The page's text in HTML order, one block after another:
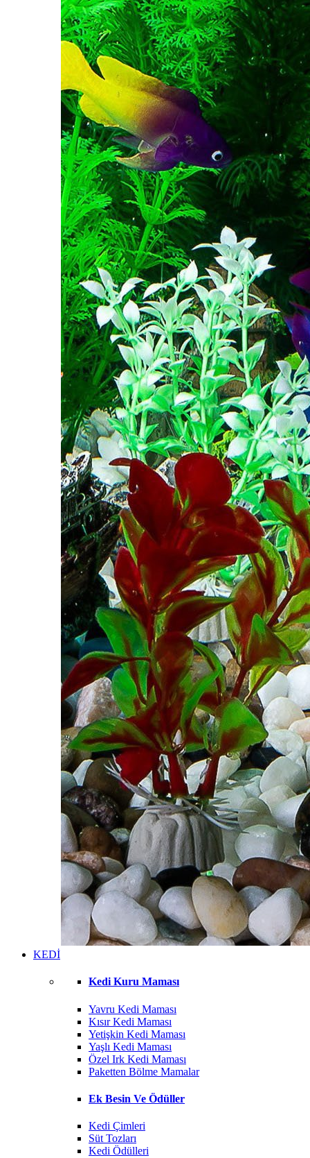
KEDİ
Kedi Kuru Maması
Yavru Kedi Maması
Kısır Kedi Maması
Yetişkin Kedi Maması
Yaşlı Kedi Maması
Özel Irk Kedi Maması
Paketten Bölme Mamalar
Ek Besin Ve Ödüller
Kedi Çimleri
Süt Tozları
Kedi Ödülleri